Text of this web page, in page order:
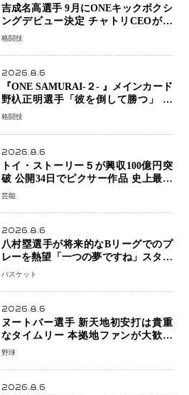
吉成名高選手 9月にONEキックボクシ
ングデビュー決定 チャトリCEOがサ
プライズ発表 2カ月連続参戦へ
格闘技
2026.8.6
『ONE SAMURAI-２- 』メインカード
野杁正明選手「彼を倒して勝つ」 リ
ウ・メンヤンとの因縁に決着へ 再起
初戦
格闘技
2026.8.6
トイ・ストーリー５が興収100億円突
破 公開34日でピクサー作品 史上最速
日本歴代シリーズ最高更新も目前
芸能
2026.8.6
八村塁選手が将来的なBリーグでのプ
レーを熱望「一つの夢ですね」スター
帰還がリーグ価値を押し上げる可能性
バスケット
2026.8.6
ヌートバー選手 新天地初安打は貴重
なタイムリー 本拠地ファンが大歓声
笑顔で歓喜
野球
2026.8.6